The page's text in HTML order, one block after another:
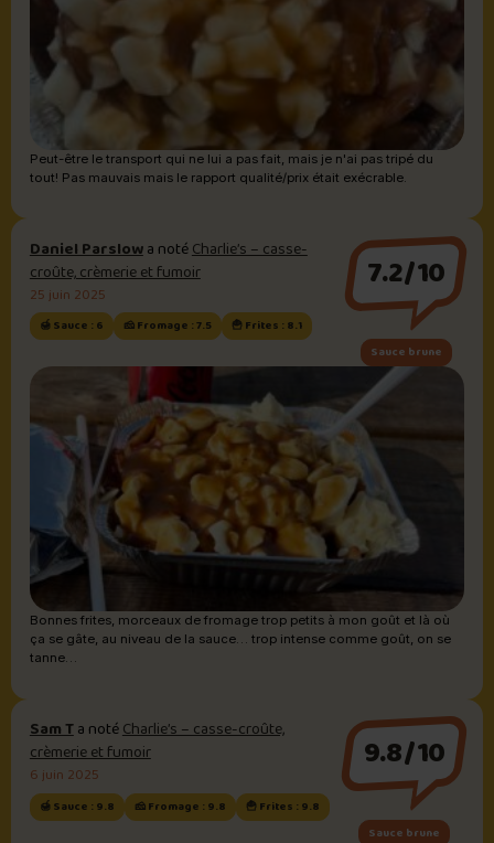
Peut-être le transport qui ne lui a pas fait, mais je n'ai pas tripé du
tout! Pas mauvais mais le rapport qualité/prix était exécrable.
Daniel Parslowa notéCharlie’s – casse-
croûte, crèmerie et fumoir
25 juin 2025
🍯 Sauce : 6 🧀 Fromage : 7.5 🍟 Frites : 8.1
7.2/10
Sauce brune
Bonnes frites, morceaux de fromage trop petits à mon goût et là où
ça se gâte, au niveau de la sauce… trop intense comme goût, on se
tanne…
Sam Ta notéCharlie’s – casse-croûte,
crèmerie et fumoir
6 juin 2025
🍯 Sauce : 9.8 🧀 Fromage : 9.8 🍟 Frites : 9.8
9.8/10
Sauce brune